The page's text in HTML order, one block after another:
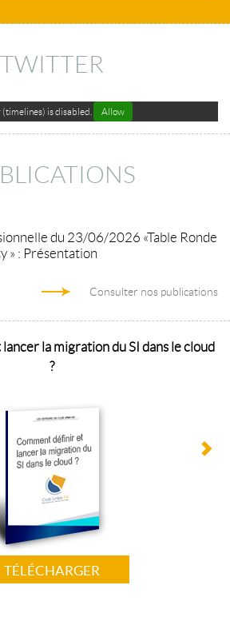
TWITTER
is disabled. Allow
du 23/06/2026 «Table Ronde
» : Présentation
Consulter nos publications
la migration du SI dans le cloud
?
TÉLÉCHARGER